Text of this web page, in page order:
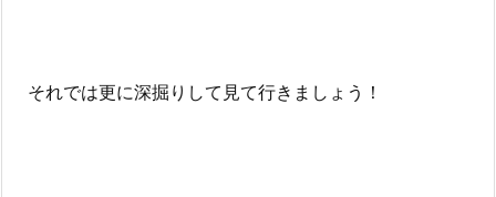
それでは更に深掘りして見て行きましょう！